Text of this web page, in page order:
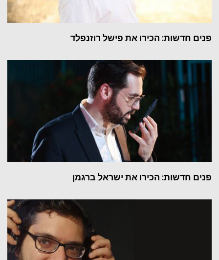
פנים חדשות: הכירו את פישל רוזנפלד
פנים חדשות: הכירו את ישראל ברגמן